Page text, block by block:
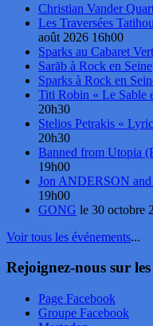
Christian Vander
Les Traversées
août 2026 16h00
Sparks au Cabaret Vert
Sarāb à Rock en Seine
Sparks à Rock en
Titi Robin « Le Sable
20h30
Stelios Petrakis «
20h30
Banned from Utopia
19h00
Jon ANDERSON
19h00
GONG le 30 octobre
Voir tous les événements...
Rejoignez-nous sur
Page Facebook
Groupe Facebook